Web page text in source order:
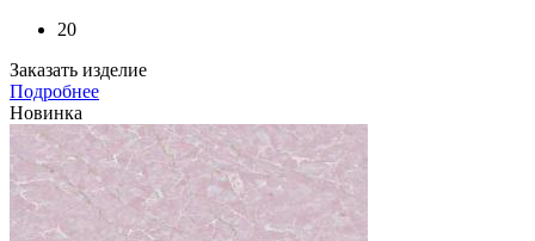
20
Заказать изделие
Подробнее
Новинка